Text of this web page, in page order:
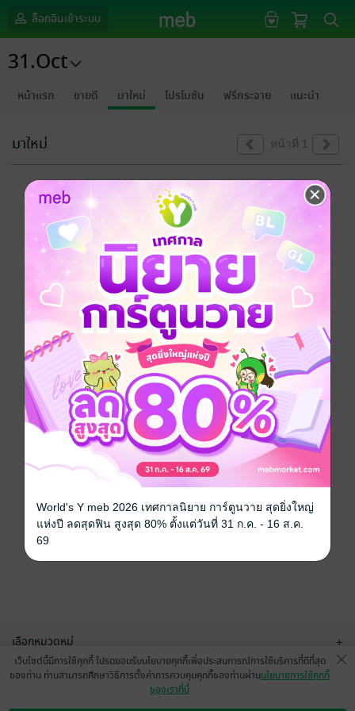
ล็อกอินเข้าระบบ
31.Oct
หน้าแรก ขายดี มาใหม่ โปรโมชัน ฟรีกระจาย แนะนำ
มาใหม่ หน้าที่ 1
ขออภัยด้วยนะคะ
ไม่พบข้อมูลในหัวข้อที่คุณกำลังชมค่ะ
เลือกหมวดหมู่ +
บริการช่วยเหลือ
เว็บไซต์นี้มีการใช้คุกกี้ โปรดยอมรับนโยบายคุกกี้เพื่อประสบการณ์การใช้บริการที่ดีที่สุด
ของท่าน ท่านสามารถศึกษาวิธีการตั้งค่าการควบคุมคุกกี้ของท่านผ่านนโยบายการใช้คุกกี้
ของเราที่นี่
World's Y meb 2026 เทศกาลนิยาย การ์ตูนวาย สุดยิ่งใหญ่
แห่งปี ลดสุดฟิน สูงสุด 80% ตั้งแต่วันที่ 31 ก.ค. - 16 ส.ค.
69